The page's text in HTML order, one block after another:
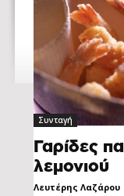
Συνταγή
Γαρίδες
λεμονιού
Λευτέρης Λαζάρου